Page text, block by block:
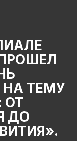
ТЕМУ
ОТ
ДО